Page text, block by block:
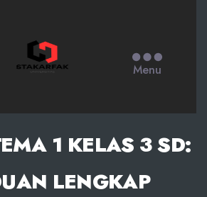
Menu
1 KELAS 3 SD:
LENGKAP